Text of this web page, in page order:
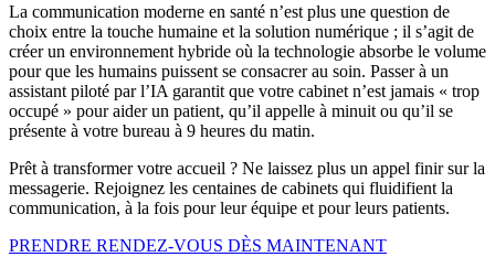
La communication moderne en santé n’est plus une question de
choix entre la touche humaine et la solution numérique ; il s’agit de
créer un environnement hybride où la technologie absorbe le volume
pour que les humains puissent se consacrer au soin. Passer à un
assistant piloté par l’IA garantit que votre cabinet n’est jamais « trop
occupé » pour aider un patient, qu’il appelle à minuit ou qu’il se
présente à votre bureau à 9 heures du matin.
Prêt à transformer votre accueil ? Ne laissez plus un appel finir sur la
messagerie. Rejoignez les centaines de cabinets qui fluidifient la
communication, à la fois pour leur équipe et pour leurs patients.
PRENDRE RENDEZ-VOUS DÈS MAINTENANT